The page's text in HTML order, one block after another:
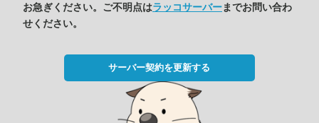
お急ぎください。ご不明点はラッコサーバーまでお問い合わ
せください。
サーバー契約を更新する